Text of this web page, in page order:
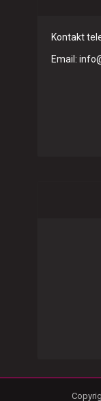
Kontakt
Email: